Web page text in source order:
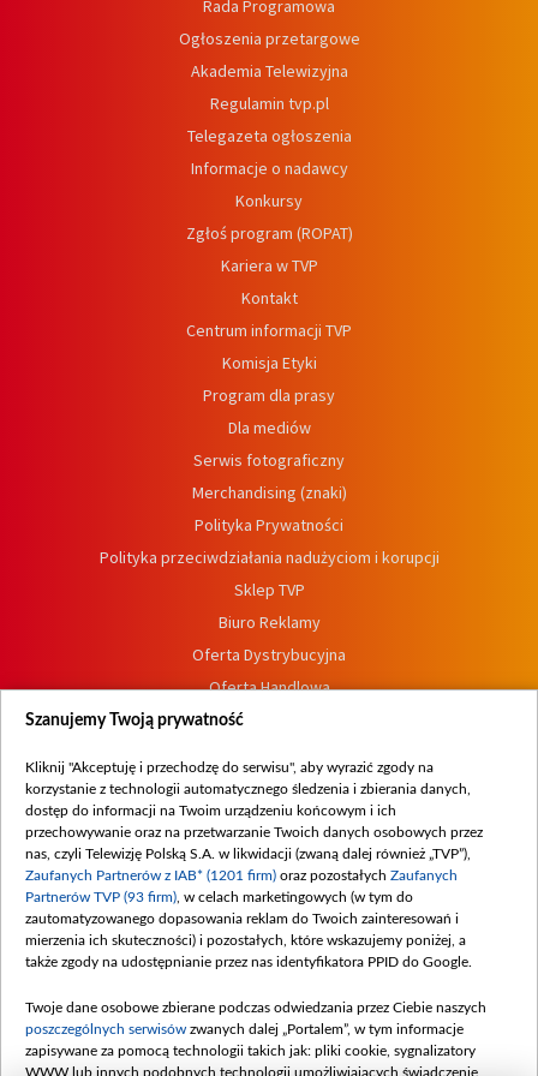
Rada Programowa
Ogłoszenia przetargowe
Akademia Telewizyjna
Regulamin tvp.pl
Telegazeta ogłoszenia
Informacje o nadawcy
Konkursy
Zgłoś program (ROPAT)
Kariera w TVP
Kontakt
Centrum informacji TVP
Komisja Etyki
Program dla prasy
Dla mediów
Serwis fotograficzny
Merchandising (znaki)
Polityka Prywatności
Polityka przeciwdziałania nadużyciom i korupcji
Sklep TVP
Biuro Reklamy
Oferta Dystrybucyjna
Oferta Handlowa
Dostępność
Procedura zgłoszeń wewnętrznych
Szanujemy Twoją prywatność
Kliknij "Akceptuję i przechodzę do serwisu", aby wyrazić zgody na
korzystanie z technologii automatycznego śledzenia i zbierania danych,
dostęp do informacji na Twoim urządzeniu końcowym i ich
przechowywanie oraz na przetwarzanie Twoich danych osobowych przez
nas, czyli Telewizję Polską S.A. w likwidacji (zwaną dalej również „TVP”),
Zaufanych Partnerów z IAB* (1201 firm) oraz pozostałych Zaufanych
Partnerów TVP (93 firm) , w celach marketingowych (w tym do
zautomatyzowanego dopasowania reklam do Twoich zainteresowań i
mierzenia ich skuteczności) i pozostałych, które wskazujemy poniżej, a
także zgody na udostępnianie przez nas identyfikatora PPID do Google.
Twoje dane osobowe zbierane podczas odwiedzania przez Ciebie naszych
poszczególnych serwisów zwanych dalej „Portalem”, w tym informacje
zapisywane za pomocą technologii takich jak: pliki cookie, sygnalizatory
WWW lub innych podobnych technologii umożliwiających świadczenie